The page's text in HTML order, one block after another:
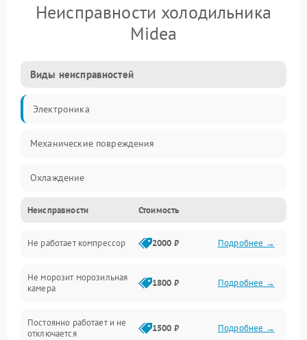
Неисправности холодильника
Midea
Виды неисправностей
Электроника
Механические повреждения
Охлаждение
Механика
Электропитание
Дренаж
Неисправности Стоимость
Не работает компрессор 2000 ₽ Подробнее →
Не морозит морозильная
камера
1800 ₽ Подробнее →
Постоянно работает и не
отключается
1500 ₽ Подробнее →